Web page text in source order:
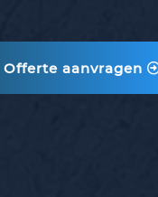
Offerte aanvragen